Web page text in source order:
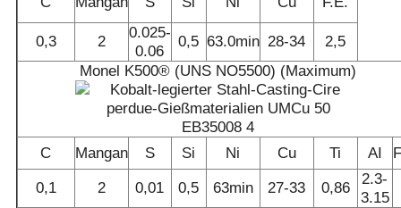
0,3 2
0.025-
0.06
0,5 63.0min 28-34
2,5
Monel K500® (UNS NO5500) (Maximum)
C Mangan S Si Ni Cu Ti AI
0,1
2 0,01 0,5 63min 27-33 0,86
2.3-
3.15